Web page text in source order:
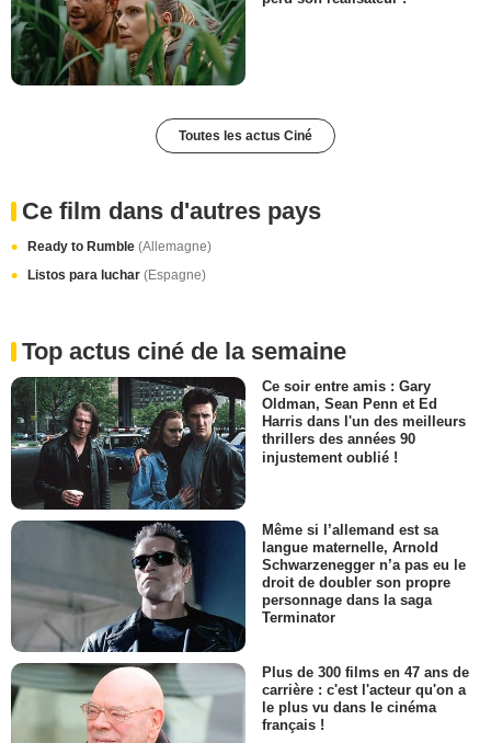
Toutes les actus Ciné
Ce film dans d'autres pays
Ready to Rumble (Allemagne)
Listos para luchar (Espagne)
Top actus ciné de la semaine
Ce soir entre amis : Gary
Oldman, Sean Penn et Ed
Harris dans l'un des meilleurs
thrillers des années 90
injustement oublié !
Même si l’allemand est sa
langue maternelle, Arnold
Schwarzenegger n’a pas eu le
droit de doubler son propre
personnage dans la saga
Terminator
Plus de 300 films en 47 ans de
carrière : c'est l'acteur qu'on a
le plus vu dans le cinéma
français !